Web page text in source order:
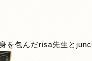
を包んだrisa先生と